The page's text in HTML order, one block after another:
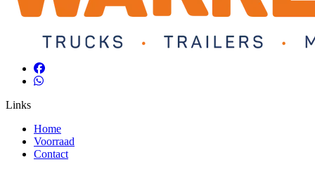
Links
Home
Voorraad
Contact